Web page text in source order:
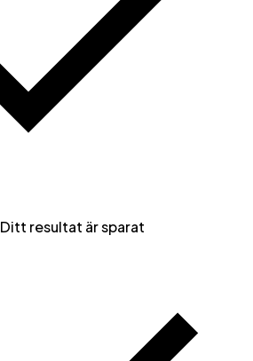
Ditt resultat är sparat